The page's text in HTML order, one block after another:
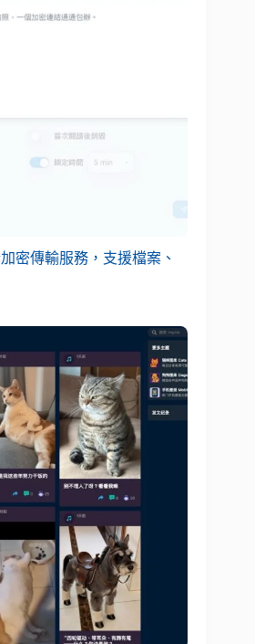
密傳輸服務，支援檔案、